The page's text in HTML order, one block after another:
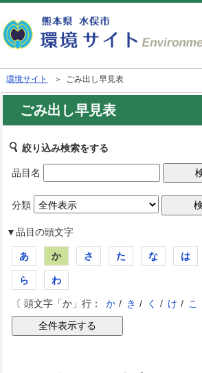
環境サイト ＞ ごみ出し早見表
ごみ出し早見表
絞り込み検索をする
品目名
分類
▼品目の頭文字
あ か さ た な は
ら わ
〔 頭文字「か」行： か / き / く / け / こ